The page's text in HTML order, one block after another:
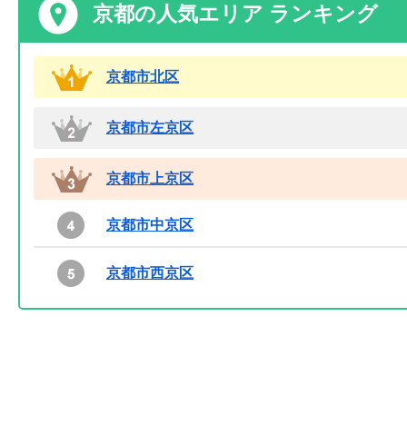
京都の人気エリア ランキング
京都市北区
京都市左京区
京都市上京区
京都市中京区
京都市西京区